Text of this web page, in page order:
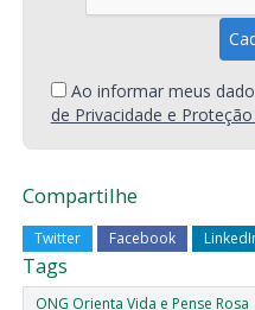
Ao informar meus
de Privacidade e
Compartilhe
Twitter Facebook
Tags
ONG Orienta Vida e Pense Rosa